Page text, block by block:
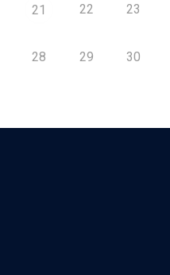
21 22 23
28 29 30